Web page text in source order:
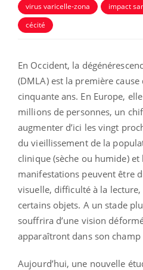
virus varicelle-zona
impact
cécité
En Occident, la
(DMLA) est la première
cinquante ans. En Europe,
millions de personnes, un
augmenter d’ici les vingt
du vieillissement de la
clinique (sèche ou humide)
manifestations peuvent être
visuelle, difficulté à la
certains objets. A un stade
souffrira d’une vision
apparaîtront dans son
Aujourd’hui, une nouvelle